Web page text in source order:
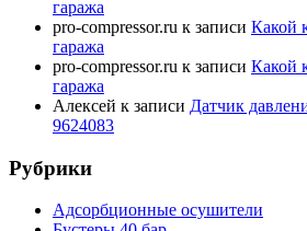
гаража
pro-compressor.ru к записи Какой
гаража
pro-compressor.ru к записи Какой
гаража
Алексей к записи Датчик
9624083
Рубрики
Адсорбционные осушители